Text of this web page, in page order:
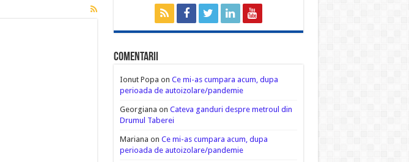
Comentarii
Ionut Popa on Ce mi-as cumpara acum, dupa
perioada de autoizolare/pandemie
Georgiana on Cateva ganduri despre metroul din
Drumul Taberei
Mariana on Ce mi-as cumpara acum, dupa
perioada de autoizolare/pandemie